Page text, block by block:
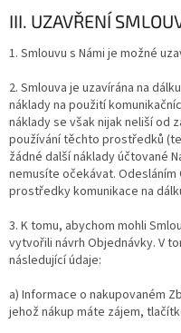
III. UZAVŘENÍ
1. Smlouvu s Námi je možné
2. Smlouva je uzavírána na
náklady na použití
náklady se však nijak neliší od
používání těchto prostředků
žádné další náklady účtované
nemusíte očekávat.
prostředky komunikace na
3. K tomu, abychom mohli
vytvořili návrh Objednávky. V
následující údaje:
a) Informace o nakupovaném
jehož nákup máte zájem,